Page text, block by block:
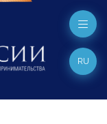
RU